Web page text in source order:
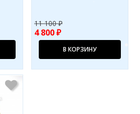
11 100 ₽
4 800 ₽
В КОРЗИНУ